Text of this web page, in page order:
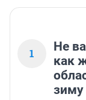
1
Не
как
зиму